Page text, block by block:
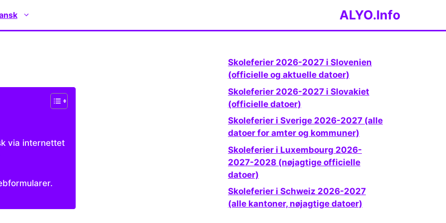
ALYO.Info
via internettet
Skoleferier 2026-2027 i Slovenien
(officielle og aktuelle datoer)
Skoleferier 2026-2027 i Slovakiet
(officielle datoer)
Skoleferier i Sverige 2026-2027 (alle
datoer for amter og kommuner)
Skoleferier i Luxembourg 2026-
2027-2028 (nøjagtige officielle
datoer)
Skoleferier i Schweiz 2026-2027
(alle kantoner, nøjagtige datoer)